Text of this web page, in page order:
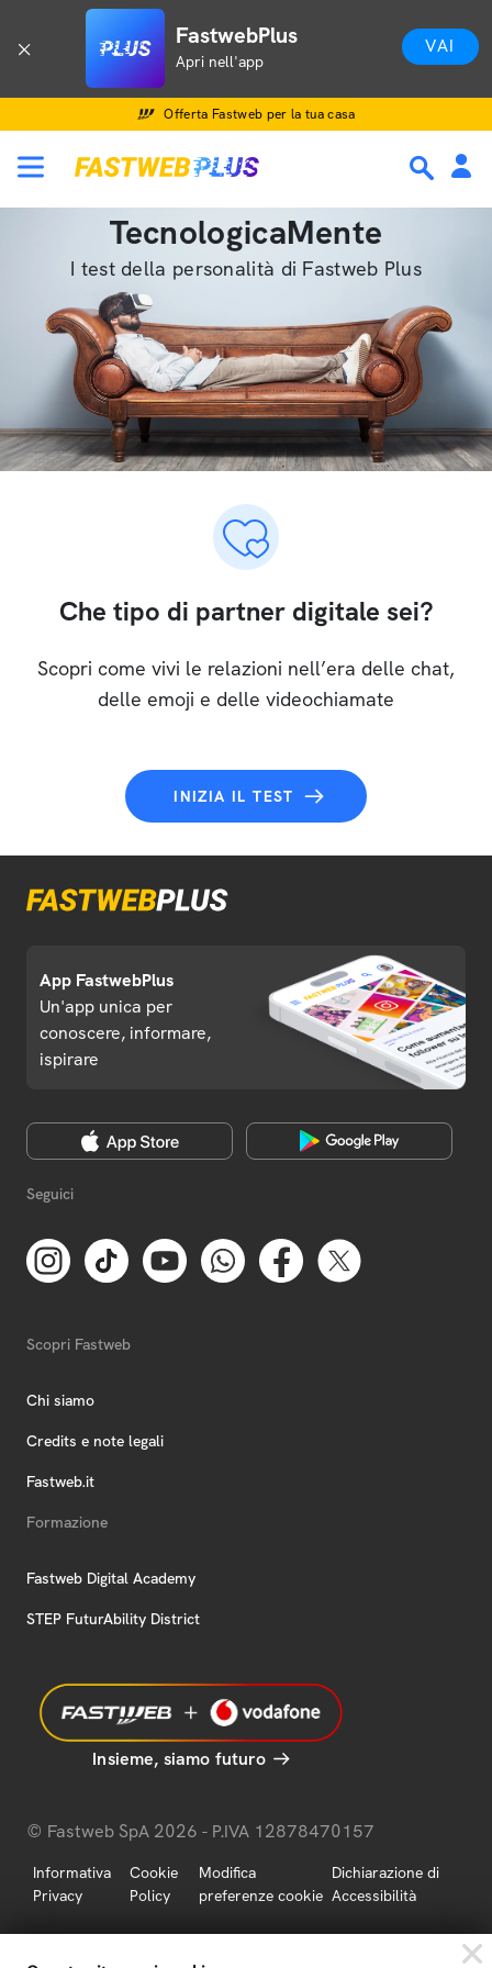
FastwebPlus
Apri nell'app
VAI
Offerta Fastweb per la tua casa
TecnologicaMente
I test della personalità di Fastweb Plus
Che tipo di partner digitale sei?
Scopri come vivi le relazioni nell’era delle chat,
delle emoji e delle videochiamate
INIZIA IL TEST
App FastwebPlus
Un'app unica per
conoscere, informare,
ispirare
Seguici
Scopri Fastweb
Chi siamo
Credits e note legali
Fastweb.it
Formazione
Fastweb Digital Academy
STEP FuturAbility District
Insieme, siamo futuro
© Fastweb SpA 2026 - P.IVA 12878470157
Informativa
Privacy
Cookie
Policy
Modifica
preferenze cookie
Dichiarazione di
Accessibilità